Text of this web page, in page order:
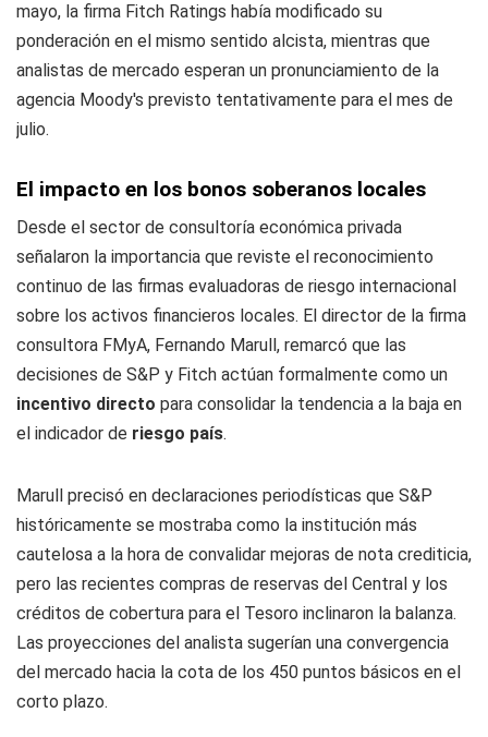
mayo, la firma Fitch Ratings había modificado su
ponderación en el mismo sentido alcista, mientras que
analistas de mercado esperan un pronunciamiento de la
agencia Moody's previsto tentativamente para el mes de
julio.
El impacto en los bonos soberanos locales
Desde el sector de consultoría económica privada
señalaron la importancia que reviste el reconocimiento
continuo de las firmas evaluadoras de riesgo internacional
sobre los activos financieros locales. El director de la firma
consultora FMyA, Fernando Marull, remarcó que las
decisiones de S&P y Fitch actúan formalmente como un
incentivo directo para consolidar la tendencia a la baja en
el indicador de riesgo país.
Marull precisó en declaraciones periodísticas que S&P
históricamente se mostraba como la institución más
cautelosa a la hora de convalidar mejoras de nota crediticia,
pero las recientes compras de reservas del Central y los
créditos de cobertura para el Tesoro inclinaron la balanza.
Las proyecciones del analista sugerían una convergencia
del mercado hacia la cota de los 450 puntos básicos en el
corto plazo.